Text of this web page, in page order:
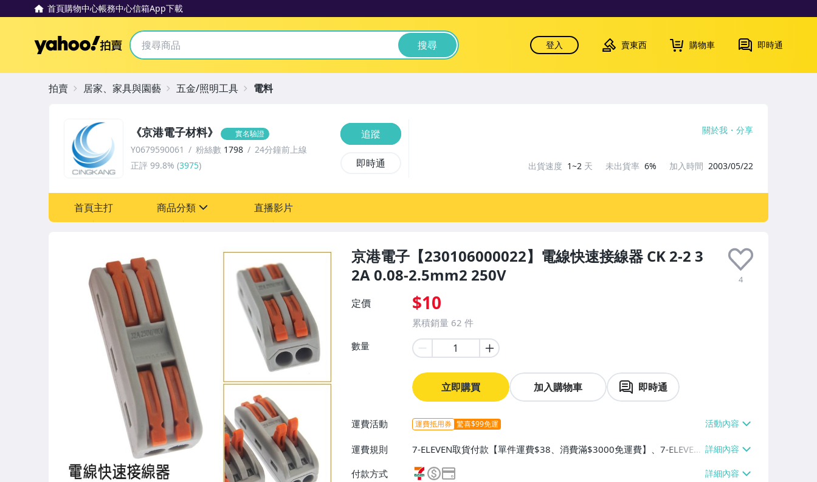
首頁購物中心帳務中心信箱App下載
Yahoo拍賣 搜尋 登入 賣東西 購物車 即時通
京港電子【230106000022】電線快速接線器 CK 2-2 3
2A 0.08-2.5mm2 250V
4
定價 $10
累積銷量 62 件
數量
立即購買 加入購物車 即時通
運費活動 運費抵用券 驚喜$99免運
運費規則
7-ELEVEN取貨付款【單件運費$38、消費滿$3000免運費】、7-ELEVEN
取貨不付款【單件運費$38、消費滿$3000免運費】、宅配/貨運【單件
運費$120、消費滿$3000免運費】、面交/自取/不寄送【免運費】
付款方式
《京港電子材料》 實名驗證
Y0679590061 粉絲數 1798
24分鐘前上線
正評 99.8% (3975)
追蹤
即時通
關於我 分享
出貨速度 1~2 天 未出貨率 6% 加入時間 2003/05/22
首頁主打 商品分類
手機、配件與通訊
汽機車精品百貨
居家、家具與園藝
家電與影音視聽
電腦、平板與周邊
相機、攝影與周邊
直播影片
拍賣 居家、家具與園藝 五金/照明工具 電料